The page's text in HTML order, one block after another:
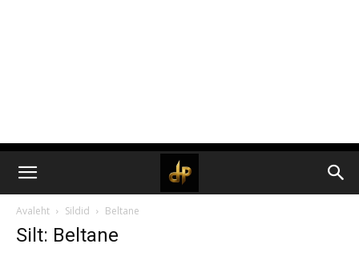
Avaleht Sildid Beltane
Silt: Beltane